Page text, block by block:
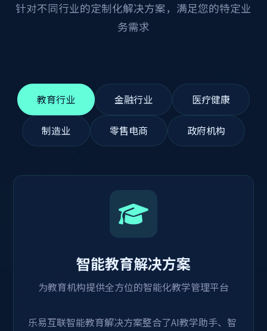
针对不同行业的定制化解决方案，满足您的特定业
务需求
教育行业 金融行业 医疗健康
制造业 零售电商 政府机构
智能教育解决方案
为教育机构提供全方位的智能化教学管理平台
乐易互联智能教育解决方案整合了AI教学助手、智